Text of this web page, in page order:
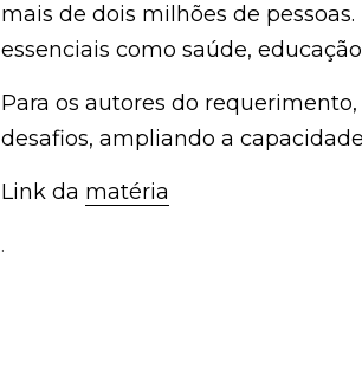
dois milhões de pessoas. Esses
saúde, educação, habitação e
Para os autores do requerimento,
desafios, ampliando a capacidade
Link da matéria
.